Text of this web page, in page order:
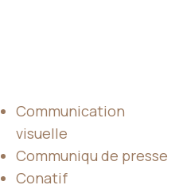
Communication
visuelle
Communiqu de presse
Conatif